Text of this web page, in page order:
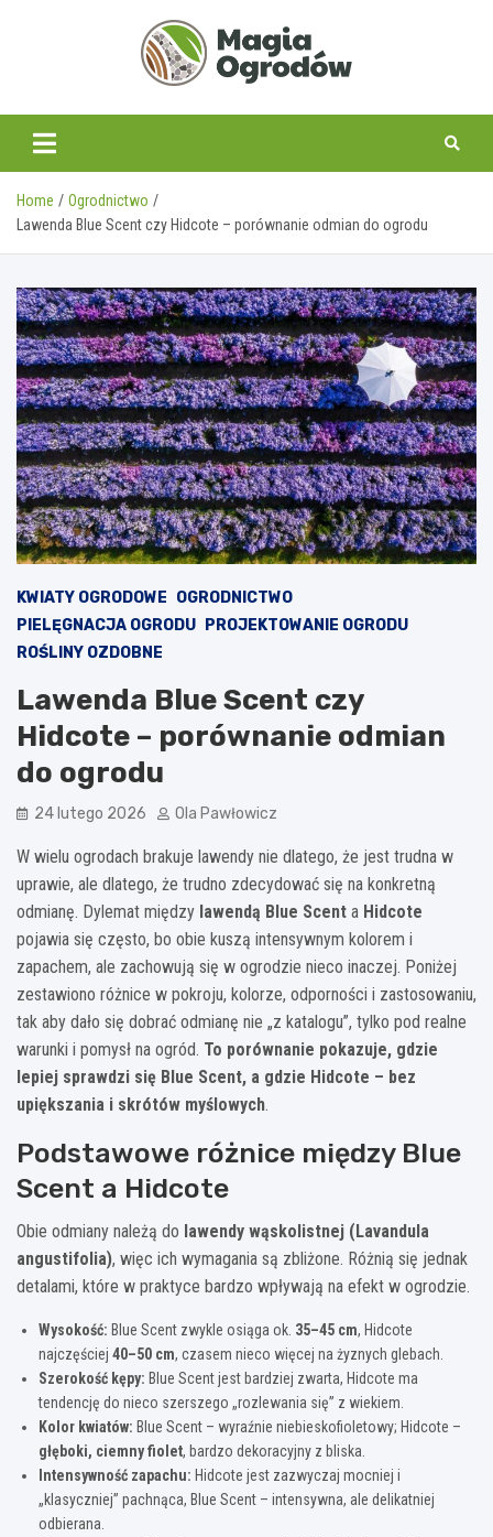
magiaogrodow.pl
Home
Ogrodnictwo
Lawenda Blue Scent czy Hidcote – porównanie odmian do ogrodu
KWIATY OGRODOWE OGRODNICTWO
PIELĘGNACJA OGRODU
PROJEKTOWANIE OGRODU
ROŚLINY OZDOBNE
Lawenda Blue Scent czy
Hidcote – porównanie odmian
do ogrodu
24 lutego 2026 Ola Pawłowicz
W wielu ogrodach brakuje lawendy nie dlatego, że jest trudna w
uprawie, ale dlatego, że trudno zdecydować się na konkretną
odmianę. Dylemat między lawendą Blue Scent a Hidcote
pojawia się często, bo obie kuszą intensywnym kolorem i
zapachem, ale zachowują się w ogrodzie nieco inaczej. Poniżej
zestawiono różnice w pokroju, kolorze, odporności i zastosowaniu,
tak aby dało się dobrać odmianę nie „z katalogu”, tylko pod realne
warunki i pomysł na ogród. To porównanie pokazuje, gdzie
lepiej sprawdzi się Blue Scent, a gdzie Hidcote – bez
upiększania i skrótów myślowych.
Podstawowe różnice między Blue
Scent a Hidcote
Obie odmiany należą do lawendy wąskolistnej (Lavandula
angustifolia), więc ich wymagania są zbliżone. Różnią się jednak
detalami, które w praktyce bardzo wpływają na efekt w ogrodzie.
Wysokość: Blue Scent zwykle osiąga ok. 35–45 cm, Hidcote
najczęściej 40–50 cm, czasem nieco więcej na żyznych glebach.
Szerokość kępy: Blue Scent jest bardziej zwarta, Hidcote ma
tendencję do nieco szerszego „rozlewania się” z wiekiem.
Kolor kwiatów: Blue Scent – wyraźnie niebieskofioletowy; Hidcote –
głęboki, ciemny fiolet, bardzo dekoracyjny z bliska.
Intensywność zapachu: Hidcote jest zazwyczaj mocniej i
„klasyczniej” pachnąca, Blue Scent – intensywna, ale delikatniej
odbierana.